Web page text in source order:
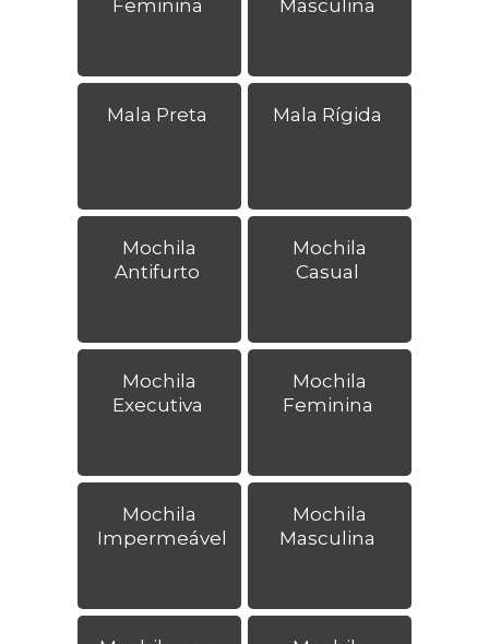
Feminina
Masculina
Mala Preta Mala Rígida
Mochila
Antifurto
Mochila
Casual
Mochila
Executiva
Mochila
Feminina
Mochila
Impermeável
Mochila
Masculina